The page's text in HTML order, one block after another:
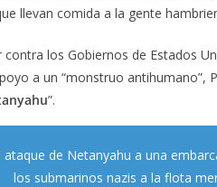
llevan comida a la gente
los Gobiernos de Estados
a un “monstruo antihumano”,
”.
ataque de Netanyahu a una
los submarinos nazis a la flota